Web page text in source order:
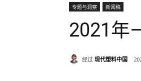
专题与洞察 新闻稿
2021年
经过 现代塑料中国